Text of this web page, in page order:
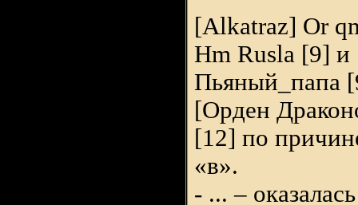
[Alkatraz] Or
Hm Rusla [9]
Пьяный_папа
[Орден
[12] по
«в».
- ... –